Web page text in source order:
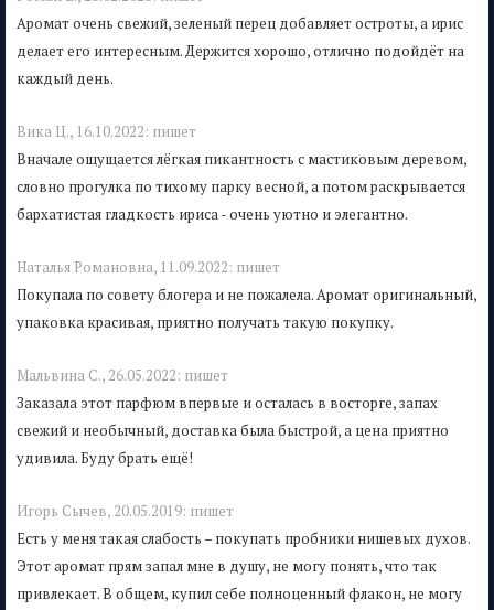
Аромат очень свежий, зеленый перец добавляет остроты, а ирис
делает его интересным. Держится хорошо, отлично подойдёт на
каждый день.
Вика Ц., 16.10.2022: пишет
Вначале ощущается лёгкая пикантность с мастиковым деревом,
словно прогулка по тихому парку весной, а потом раскрывается
бархатистая гладкость ириса - очень уютно и элегантно.
Наталья Романовна, 11.09.2022: пишет
Покупала по совету блогера и не пожалела. Аромат оригинальный,
упаковка красивая, приятно получать такую покупку.
Mальвина С., 26.05.2022: пишет
Заказала этот парфюм впервые и осталась в восторге, запах
свежий и необычный, доставка была быстрой, а цена приятно
удивила. Буду брать ещё!
Игорь Сычев, 20.05.2019: пишет
Есть у меня такая слабость – покупать пробники нишевых духов.
Этот аромат прям запал мне в душу, не могу понять, что так
привлекает. В общем, купил себе полноценный флакон, не могу